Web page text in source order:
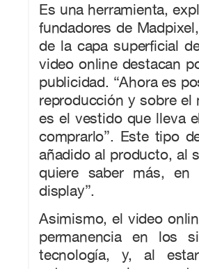
Es una herramienta,
fundadores de
de la capa superficial
video online destacan
publicidad. “Ahora es
reproducción y sobre el
es el vestido que lleva
comprarlo”. Este tipo
añadido al producto, al
quiere saber más,
display”.
Asimismo, el video
permanencia en los
tecnología, y, al